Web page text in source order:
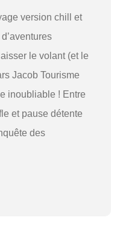
version chill et
le volant (et le
Jacob Tourisme
inoubliable ! Entre
et pause détente
des